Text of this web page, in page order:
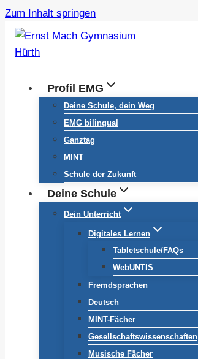
Zum Inhalt springen
Profil EMG
Deine Schule, dein Weg
EMG bilingual
Ganztag
MINT
Schule der Zukunft
Deine Schule
Dein Unterricht
Digitales Lernen
Tabletschule/FAQs
WebUNTIS
Fremdsprachen
Deutsch
MINT-Fächer
Gesellschaftswissenschaften
Musische Fächer